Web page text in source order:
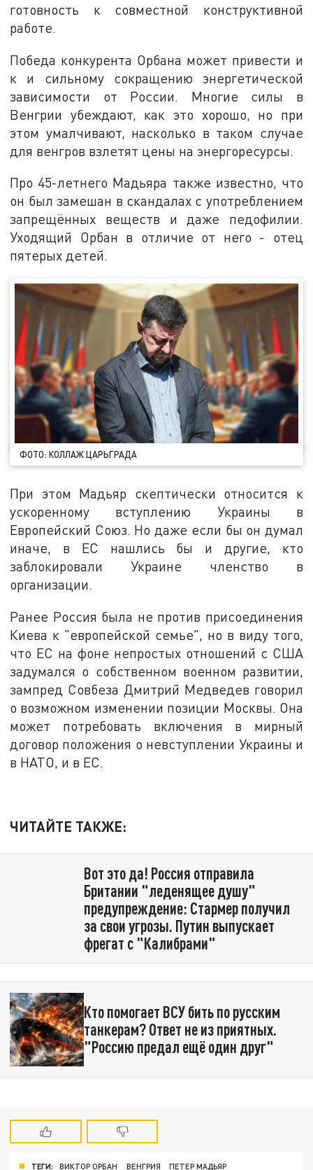
готовность к совместной конструктивной
работе.
Победа конкурента Орбана может привести и
к и сильному сокращению энергетической
зависимости от России. Многие силы в
Венгрии убеждают, как это хорошо, но при
этом умалчивают, насколько в таком случае
для венгров взлетят цены на энергоресурсы.
Про 45-летнего Мадьяра также известно, что
он был замешан в скандалах с употреблением
запрещённых веществ и даже педофилии.
Уходящий Орбан в отличие от него - отец
пятерых детей.
ФОТО: КОЛЛАЖ ЦАРЬГРАДА
При этом Мадьяр скептически относится к
ускоренному вступлению Украины в
Европейский Союз. Но даже если бы он думал
иначе, в ЕС нашлись бы и другие, кто
заблокировали Украине членство в
организации.
Ранее Россия была не против присоединения
Киева к "европейской семье", но в виду того,
что ЕС на фоне непростых отношений с США
задумался о собственном военном развитии,
зампред Совбеза Дмитрий Медведев говорил
о возможном изменении позиции Москвы. Она
может потребовать включения в мирный
договор положения о невступлении Украины и
в НАТО, и в ЕС.
ЧИТАЙТЕ ТАКЖЕ:
Вот это да! Россия отправила
Британии "леденящее душу"
предупреждение: Стармер получил
за свои угрозы. Путин выпускает
фрегат с "Калибрами"
Кто помогает ВСУ бить по русским
танкерам? Ответ не из приятных.
"Россию предал ещё один друг"
ТЕГИ: ВИКТОР ОРБАН ВЕНГРИЯ ПЕТЕР МАДЬЯР